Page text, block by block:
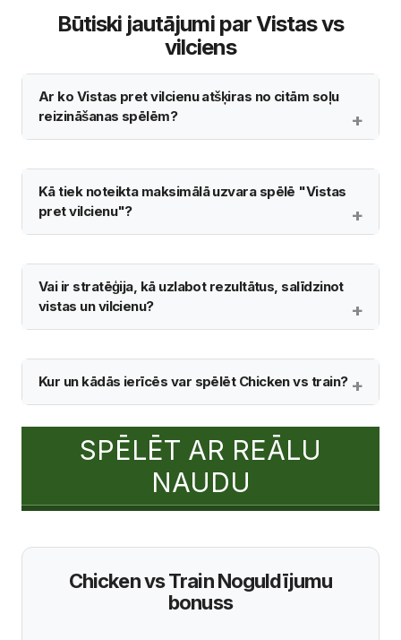
Būtiski jautājumi par Vistas vs
vilciens
Ar ko Vistas pret vilcienu atšķiras no citām soļu
reizināšanas spēlēm?
Kā tiek noteikta maksimālā uzvara spēlē "Vistas
pret vilcienu"?
Vai ir stratēģija, kā uzlabot rezultātus, salīdzinot
vistas un vilcienu?
Kur un kādās ierīcēs var spēlēt Chicken vs train?
SPĒLĒT AR REĀLU
NAUDU
Chicken vs Train Noguldījumu
bonuss